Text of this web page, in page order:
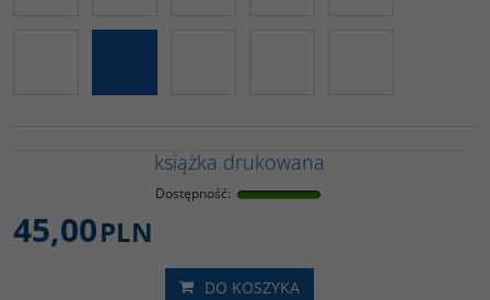
książka drukowana
Dostępność:
45,00PLN
DO KOSZYKA